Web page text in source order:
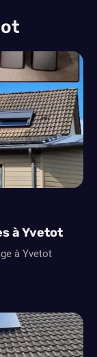
à Yvetot
à Yvetot